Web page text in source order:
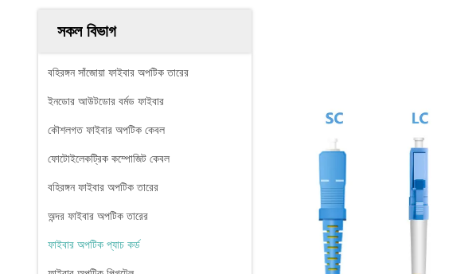
সকল বিভাগ
বহিরঙ্গন সাঁজোয়া ফাইবার অপটিক তারের
ইনডোর আউটডোর বর্মড ফাইবার
কৌশলগত ফাইবার অপটিক কেবল
ফোটোইলেকট্রিক কম্পোজিট কেবল
বহিরঙ্গন ফাইবার অপটিক তারের
অন্দর ফাইবার অপটিক তারের
ফাইবার অপটিক প্যাচ কর্ড